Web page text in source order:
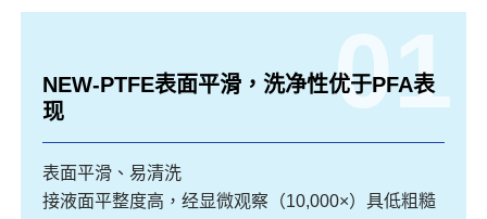
01
NEW-PTFE表面平滑，洗净性优于PFA表
现
表面平滑、易清洗
接液面平整度高，经显微观察（10,000×）具低粗糙